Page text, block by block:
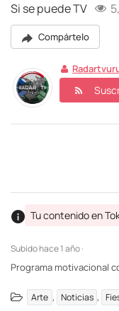
Si se puede TV
Compártelo
Subidohace 1 año ·
Tu contenido en
Programa motivacional
Arte , Noticias ,